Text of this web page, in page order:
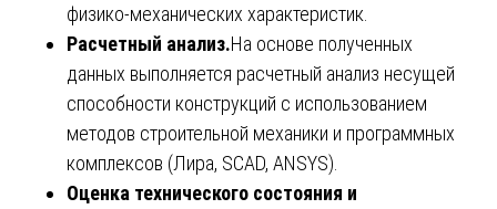
физико-механических характеристик.
Расчетный анализ.На основе полученных
данных выполняется расчетный анализ несущей
способности конструкций с использованием
методов строительной механики и программных
комплексов (Лира, SCAD, ANSYS).
Оценка технического состояния и